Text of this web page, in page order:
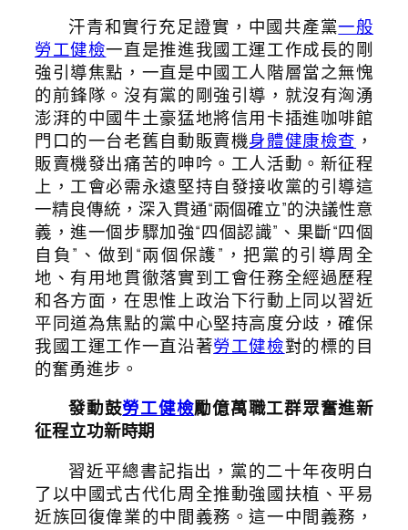
汗青和實行充足證實，中國共產黨一般
勞工健檢一直是推進我國工運工作成長的剛
強引導焦點，一直是中國工人階層當之無愧
的前鋒隊。沒有黨的剛強引導，就沒有洶湧
澎湃的中國牛土豪猛地將信用卡插進咖啡館
門口的一台老舊自動販賣機身體健康檢查 ，
販賣機發出痛苦的呻吟。工人活動。新征程
上，工會必需永遠堅持自發接收黨的引導這
一精良傳統，深入貫通“兩個確立”的決議性意
義，進一個步驟加強“四個認識”、果斷“四個
自負”、做到“兩個保護”，把黨的引導周全
地、有用地貫徹落實到工會任務全經過歷程
和各方面，在思惟上政治下行動上同以習近
平同道為焦點的黨中心堅持高度分歧，確保
我國工運工作一直沿著勞工健檢對的標的目
的奮勇進步。
發動鼓勞工健檢勵億萬職工群眾奮進新
征程立功新時期
習近平總書記指出，黨的二十年夜明白
了以中國式古代化周全推動強國扶植、平易
近族回復偉業的中間義務。這一中間義務，